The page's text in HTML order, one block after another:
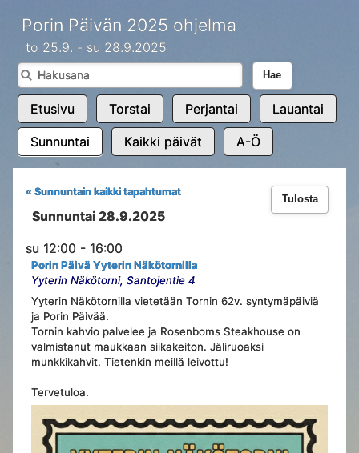
Porin Päivän 2025 ohjelma
to 25.9. - su 28.9.2025
Hae
Etusivu Torstai Perjantai Lauantai
Sunnuntai Kaikki päivät A-Ö
Tulosta
« Sunnuntain kaikki tapahtumat
Sunnuntai 28.9.2025
su 12:00 - 16:00
Porin Päivä Yyterin Näkötornilla
Yyterin Näkötorni, Santojentie 4
Yyterin Näkötornilla vietetään Tornin 62v. syntymäpäiviä
ja Porin Päivää.
Tornin kahvio palvelee ja Rosenboms Steakhouse on
valmistanut maukkaan siikakeiton. Jäliruoaksi
munkkikahvit. Tietenkin meillä leivottu!
Tervetuloa.